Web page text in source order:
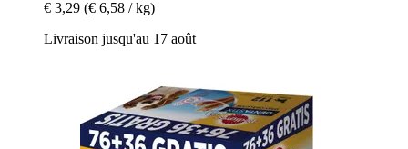
€ 3,29 (€ 6,58 / kg)
Livraison jusqu'au 17 août